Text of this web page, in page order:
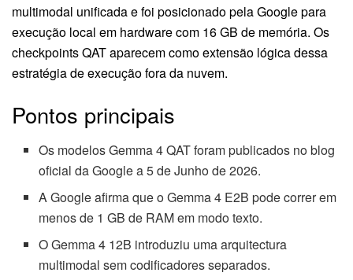
multimodal unificada e foi posicionado pela Google para
execução local em hardware com 16 GB de memória. Os
checkpoints QAT aparecem como extensão lógica dessa
estratégia de execução fora da nuvem.
Pontos principais
Os modelos Gemma 4 QAT foram publicados no blog
oficial da Google a 5 de Junho de 2026.
A Google afirma que o Gemma 4 E2B pode correr em
menos de 1 GB de RAM em modo texto.
O Gemma 4 12B introduziu uma arquitectura
multimodal sem codificadores separados.